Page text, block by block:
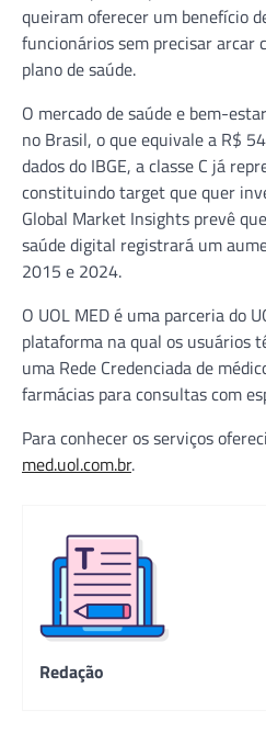
queiram oferecer um benefício
funcionários sem precisar arcar
plano de saúde.
O mercado de saúde e bem-
no Brasil, o que equivale a R$
dados do IBGE, a classe C já
constituindo target que quer
Global Market Insights prevê
saúde digital registrará um
2015 e 2024.
O UOL MED é uma parceria do
plataforma na qual os usuários
uma Rede Credenciada de
farmácias para consultas com
Para conhecer os serviços
med.uol.com.br.
Redação